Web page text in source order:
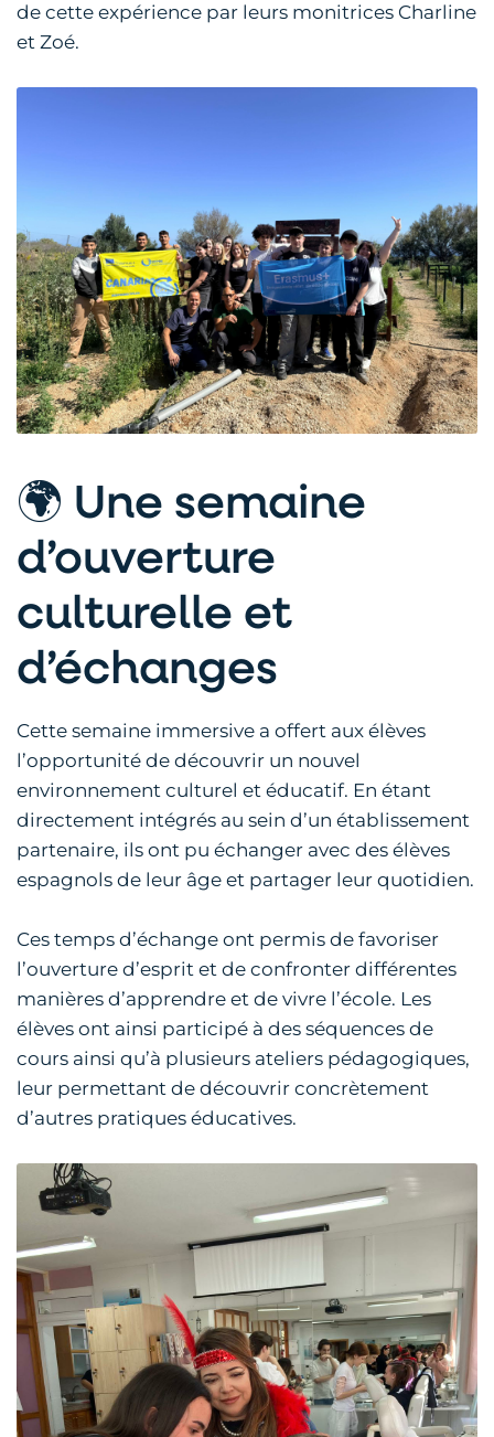
de cette expérience par leurs monitrices Charline
et Zoé.
🌍 Une semaine
d’ouverture
culturelle et
d’échanges
Cette semaine immersive a offert aux élèves
l’opportunité de découvrir un nouvel
environnement culturel et éducatif. En étant
directement intégrés au sein d’un établissement
partenaire, ils ont pu échanger avec des élèves
espagnols de leur âge et partager leur quotidien.
Ces temps d’échange ont permis de favoriser
l’ouverture d’esprit et de confronter différentes
manières d’apprendre et de vivre l’école. Les
élèves ont ainsi participé à des séquences de
cours ainsi qu’à plusieurs ateliers pédagogiques,
leur permettant de découvrir concrètement
d’autres pratiques éducatives.